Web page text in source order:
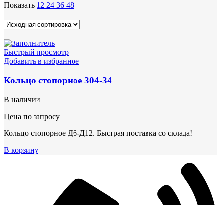
Показать 12 24 36 48
Быстрый просмотр
Добавить в избранное
Кольцо стопорное 304-34
В наличии
Цена по запросу
Кольцо стопорное Д6-Д12. Быстрая поставка со склада!
В корзину